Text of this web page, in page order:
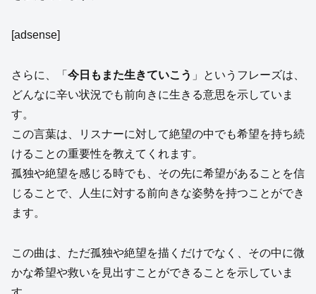
[adsense]
さらに、「 今日もまた生きていこう 」というフレーズは、
どんなに辛い状況でも前向きに生きる意思を示していま
す。
この言葉は、リスナーに対して絶望の中でも希望を持ち続
けることの重要性を教えてくれます。
孤独や絶望を感じる時でも、その先に希望があることを信
じることで、人生に対する前向きな姿勢を持つことができ
ます。
この曲は、ただ孤独や絶望を描くだけでなく、その中に微
かな希望や救いを見出すことができることを示していま